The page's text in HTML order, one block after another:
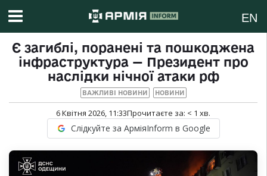
EN
Є загиблі, поранені та пошкоджена
інфраструктура — Президент про
наслідки нічної атаки рф
ВАЖЛИВІ НОВИНИ НОВИНИ
6 Квітня 2026, 11:33Прочитаєте за: < 1 хв.
Слідкуйте за АрміяInform в Google